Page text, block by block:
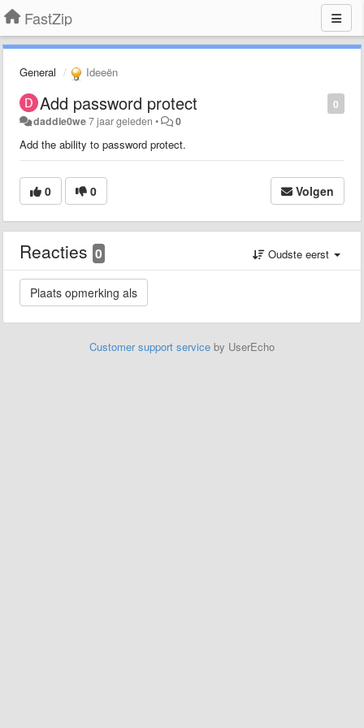
FastZip
General Ideeën
0
Add password protect
daddie0we7 jaar geleden • 0
Add the ability to password protect.
0 0 Volgen
Reacties 0 Oudste eerst
Customer support service by UserEcho